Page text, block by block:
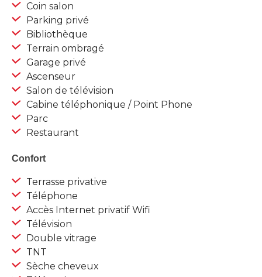
Coin salon
Parking privé
Bibliothèque
Terrain ombragé
Garage privé
Ascenseur
Salon de télévision
Cabine téléphonique / Point Phone
Parc
Restaurant
Confort
Terrasse privative
Téléphone
Accès Internet privatif Wifi
Télévision
Double vitrage
TNT
Sèche cheveux